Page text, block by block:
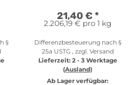
§
21,40 € *
2.206,19 € pro 1 kg
Differenzbesteuerung nach §
25a USTG , zzgl. Versand
Lieferzeit: 2 - 3 Werktage
(Ausland)
Ab Lager verfügbar: